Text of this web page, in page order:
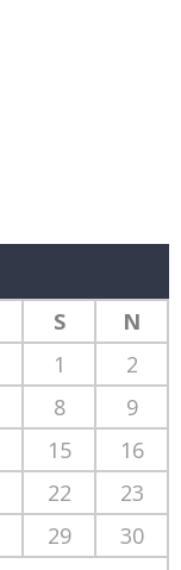
S N
1
2
8
9
15
16
22
23
29
30